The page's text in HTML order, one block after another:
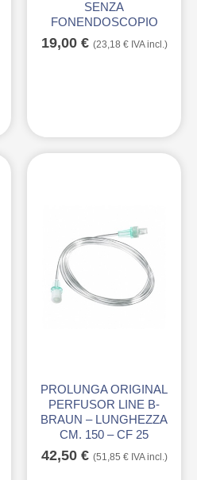
SENZA
FONENDOSCOPIO
19,00 € (23,18 €IVA incl.)
PROLUNGA ORIGINAL
PERFUSOR LINE B-
BRAUN – LUNGHEZZA
CM. 150 – CF 25
42,50 € (51,85 €IVA incl.)